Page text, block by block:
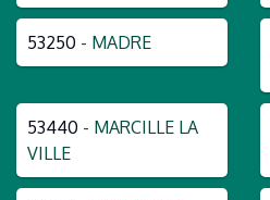
53250 - MADRE
53440 - MARCILLE LA
VILLE